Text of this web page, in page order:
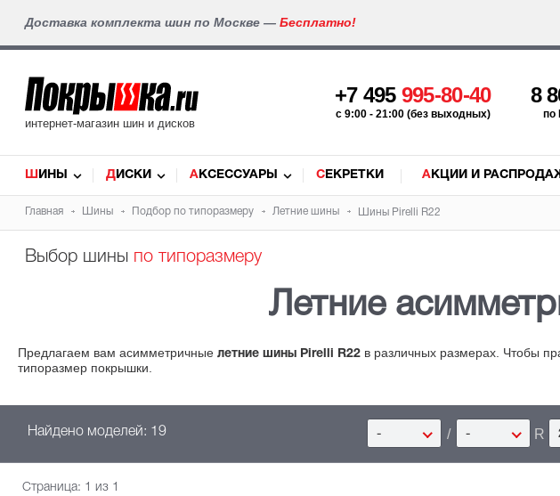
Доставка комплекта шин по Москве — Бесплатно!
интернет-магазин шин и дисков
+7 495 995-80-40
c 9:00 - 21:00 (без выходных)
8
по
ШИНЫ ДИСКИ АКСЕССУАРЫ СЕКРЕТКИ АКЦИИ И
Главная Шины Подбор по типоразмеру Летние шины Шины Pirelli R22
Выбор шины по типоразмеру
Летние
Предлагаем вам асимметричные летние шины Pirelli R22 в различных размерах. Чтобы
типоразмер покрышки.
Найдено моделей: 19 - / - R
Страница: 1 из 1